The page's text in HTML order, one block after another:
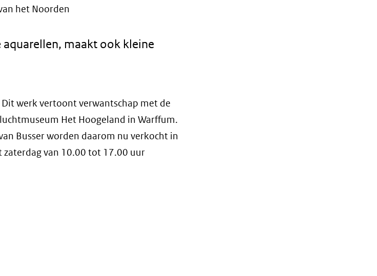
het Noorden
aquarellen, maakt ook kleine
werk vertoont verwantschap met de
Het Hoogeland in Warffum.
Busser worden daarom nu verkocht in
zaterdag van 10.00 tot 17.00 uur